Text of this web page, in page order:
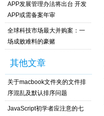
APP发展管理办法将出台 开发
APP或需备案年审
全球科技市场最大并购案：一
场成败难料的豪赌
其他文章
关于macbook文件夹的文件排
序混乱及默认排序问题
JavaScript初学者应注意的七